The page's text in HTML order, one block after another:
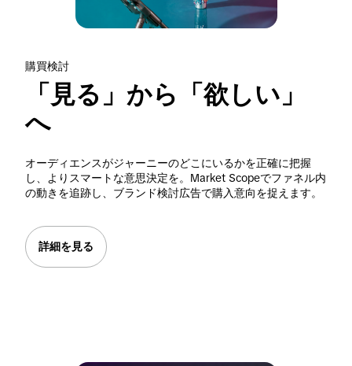
購買検討
「見る」から「欲しい」
へ
オーディエンスがジャーニーのどこにいるかを正確に把握
し、よりスマートな意思決定を。Market Scopeでファネル内
の動きを追跡し、ブランド検討広告で購入意向を捉えます。
詳細を見る